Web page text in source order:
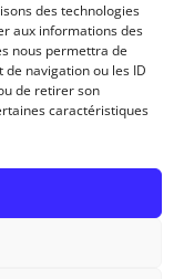
des technologies
aux informations des
nous permettra de
navigation ou les ID
de retirer son
caractéristiques